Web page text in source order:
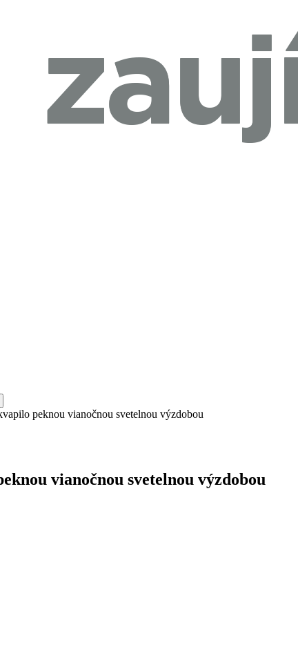
peknou vianočnou svetelnou výzdobou
vianočnou svetelnou výzdobou